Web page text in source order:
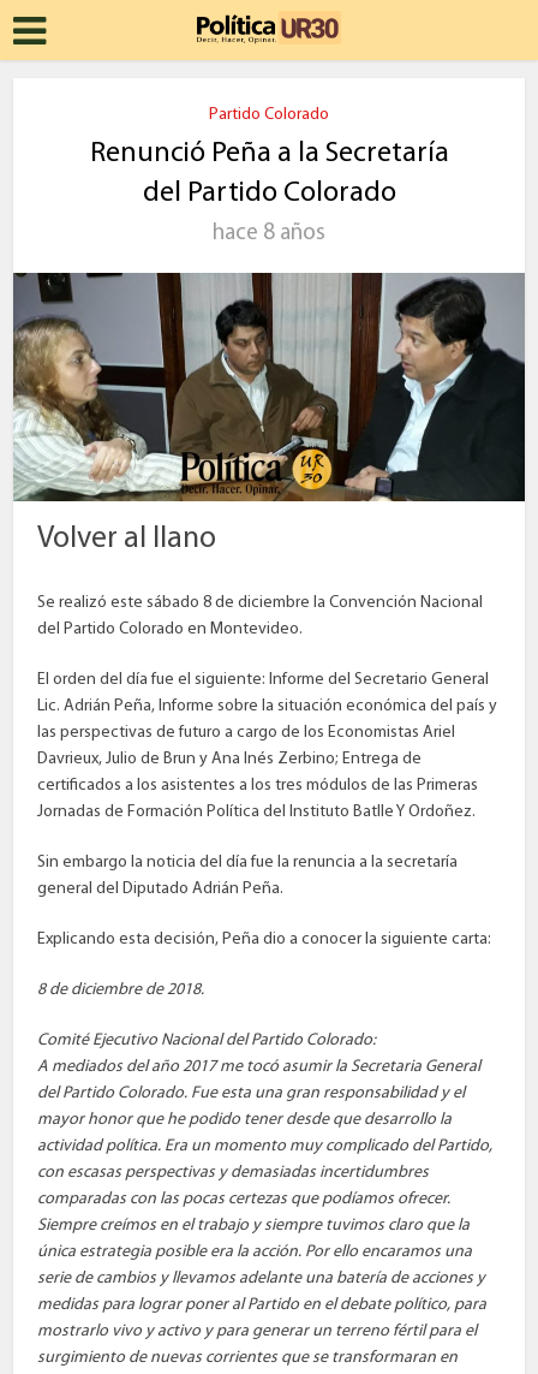
Partido Colorado
Renunció Peña a la Secretaría
del Partido Colorado
hace 8 años
Volver al llano
Se realizó este sábado 8 de diciembre la Convención Nacional
del Partido Colorado en Montevideo.
El orden del día fue el siguiente: Informe del Secretario General
Lic. Adrián Peña, Informe sobre la situación económica del país y
las perspectivas de futuro a cargo de los Economistas Ariel
Davrieux, Julio de Brun y Ana Inés Zerbino; Entrega de
certificados a los asistentes a los tres módulos de las Primeras
Jornadas de Formación Política del Instituto Batlle Y Ordoñez.
Sin embargo la noticia del día fue la renuncia a la secretaría
general del Diputado Adrián Peña.
Explicando esta decisión, Peña dio a conocer la siguiente carta:
8 de diciembre de 2018.
Comité Ejecutivo Nacional del Partido Colorado:
A mediados del año 2017 me tocó asumir la Secretaria General
del Partido Colorado. Fue esta una gran responsabilidad y el
mayor honor que he podido tener desde que desarrollo la
actividad política. Era un momento muy complicado del Partido,
con escasas perspectivas y demasiadas incertidumbres
comparadas con las pocas certezas que podíamos ofrecer.
Siempre creímos en el trabajo y siempre tuvimos claro que la
única estrategia posible era la acción. Por ello encaramos una
serie de cambios y llevamos adelante una batería de acciones y
medidas para lograr poner al Partido en el debate político, para
mostrarlo vivo y activo y para generar un terreno fértil para el
surgimiento de nuevas corrientes que se transformaran en